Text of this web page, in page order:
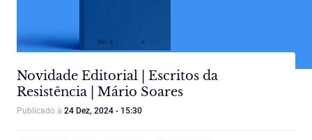
Novidade Editorial | Escritos da
Resistência | Mário Soares
Publicado a 24 Dez, 2024 - 15:30